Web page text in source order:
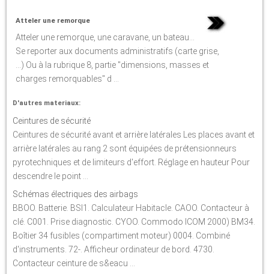
Atteler une remorque
Atteler une remorque, une caravane, un bateau...
Se reporter aux documents administratifs (carte grise,
...) Ou à la rubrique 8, partie "dimensions, masses et
charges remorquables" d ...
D'autres materiaux:
Ceintures de sécurité
Ceintures de sécurité avant et arrière latérales Les places avant et
arrière latérales au rang 2 sont équipées de prétensionneurs
pyrotechniques et de limiteurs d'effort. Réglage en hauteur Pour
descendre le point ...
Schémas électriques des airbags
BBOO. Batterie. BSI1. Calculateur Habitacle. CAOO. Contacteur à
clé. C001. Prise diagnostic. CYOO. Commodo ICOM 2000) BM34.
Boîtier 34 fusibles (compartiment moteur) 0004. Combiné
d'instruments. 72-. Afficheur ordinateur de bord. 4730.
Contacteur ceinture de s&eacu ...